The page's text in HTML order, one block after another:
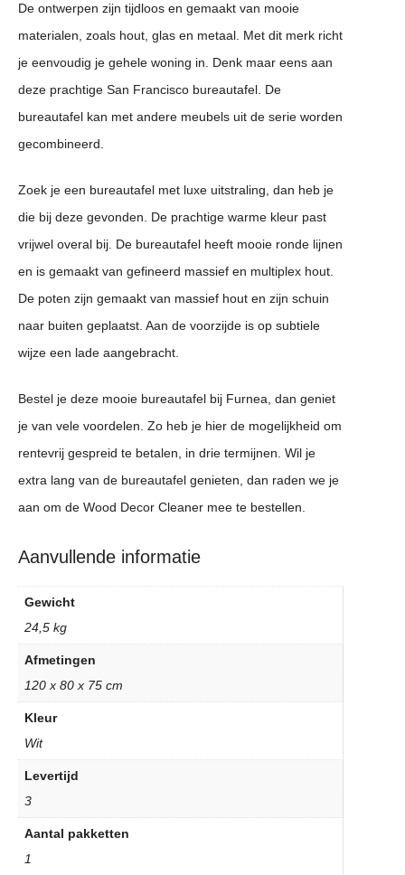
De ontwerpen zijn tijdloos en gemaakt van mooie
materialen, zoals hout, glas en metaal. Met dit merk richt
je eenvoudig je gehele woning in. Denk maar eens aan
deze prachtige San Francisco bureautafel. De
bureautafel kan met andere meubels uit de serie worden
gecombineerd.
Zoek je een bureautafel met luxe uitstraling, dan heb je
die bij deze gevonden. De prachtige warme kleur past
vrijwel overal bij. De bureautafel heeft mooie ronde lijnen
en is gemaakt van gefineerd massief en multiplex hout.
De poten zijn gemaakt van massief hout en zijn schuin
naar buiten geplaatst. Aan de voorzijde is op subtiele
wijze een lade aangebracht.
Bestel je deze mooie bureautafel bij Furnea, dan geniet
je van vele voordelen. Zo heb je hier de mogelijkheid om
rentevrij gespreid te betalen, in drie termijnen. Wil je
extra lang van de bureautafel genieten, dan raden we je
aan om de Wood Decor Cleaner mee te bestellen.
Aanvullende informatie
Gewicht
24,5 kg
Afmetingen
120 x 80 x 75 cm
Kleur
Wit
Levertijd
3
Aantal pakketten
1